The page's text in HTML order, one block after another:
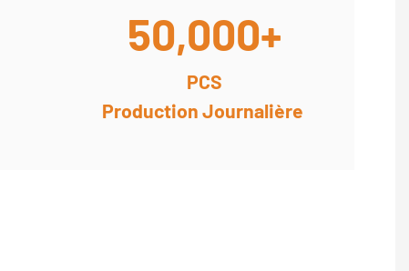
50,000+
PCS
Production Journalière